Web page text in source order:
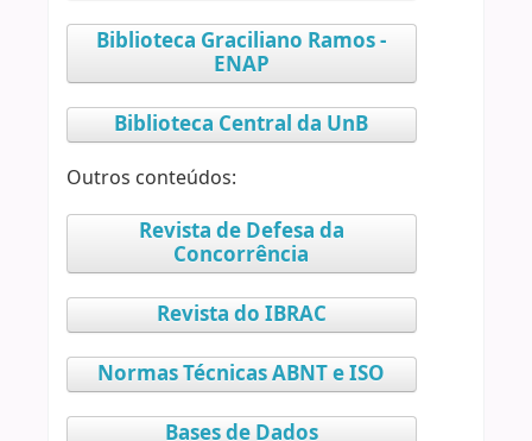
Biblioteca Graciliano Ramos -
ENAP
Biblioteca Central da UnB
Outros conteúdos:
Revista de Defesa da
Concorrência
Revista do IBRAC
Normas Técnicas ABNT e ISO
Bases de Dados